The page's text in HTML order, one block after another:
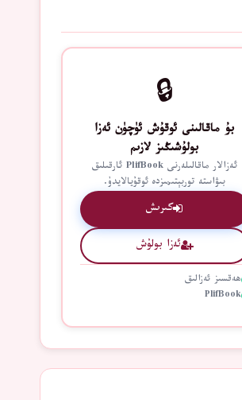
🔒
بۇ ماقالىنى ئوقۇش ئۈچۈن ئەزا
بولۇشىڭىز لازىم
ئەزالار ماقالىلەرنى PlifBook ئارقىلىق
بىۋاستە توربېتىمىزدە ئوقۇيالايدۇ.
كىرىش
ئەزا بولۇش
ھەقسىز ئەزالىق
PlifBook